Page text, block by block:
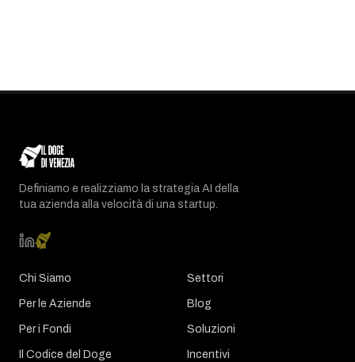
Definiamo e realizziamo la strategia AI della
tua azienda alla velocità di una startup.
Chi Siamo
Per le Aziende
Per i Fondi
Il Codice del Doge
Settori
Blog
Soluzioni
Incentivi